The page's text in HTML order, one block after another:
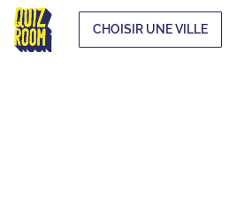
CHOISIR UNE VILLE